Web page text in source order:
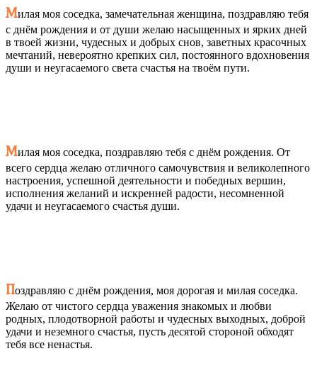
Милая моя соседка, замечательная женщина, поздравляю тебя
с днём рождения и от души желаю насыщенных и ярких дней
в твоей жизни, чудесных и добрых снов, заветных красочных
мечтаний, невероятно крепких сил, постоянного вдохновения
души и неугасаемого света счастья на твоём пути.
Милая моя соседка, поздравляю тебя с днём рождения. От
всего сердца желаю отличного самочувствия и великолепного
настроения, успешной деятельности и победных вершин,
исполнения желаний и искренней радости, несомненной
удачи и неугасаемого счастья души.
Поздравляю с днём рождения, моя дорогая и милая соседка.
Желаю от чистого сердца уважения знакомых и любви
родных, плодотворной работы и чудесных выходных, доброй
удачи и неземного счастья, пусть десятой стороной обходят
тебя все ненастья.